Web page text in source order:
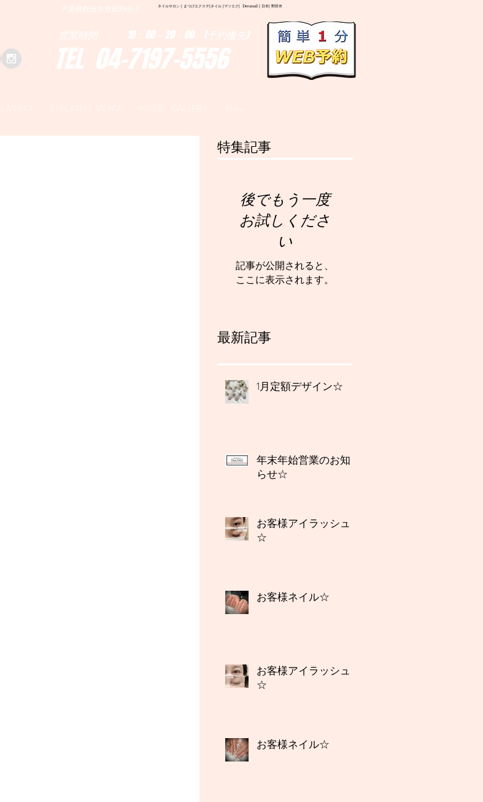
ネイルサロン | まつげエクステ|ネイル |マツエク| Deranail | 日本| 野田市
千葉県野田市野田790-1
TEL 04-7197-5556
営業時間 10：00～20：00 (予約優先)
特集記事
後でもう一度
お試しくださ
い
記事が公開されると、
ここに表示されます。
最新記事
1月定額デザイン☆
年末年始営業のお知
らせ☆
お客様アイラッシュ
☆
お客様ネイル☆
お客様アイラッシュ
☆
お客様ネイル☆